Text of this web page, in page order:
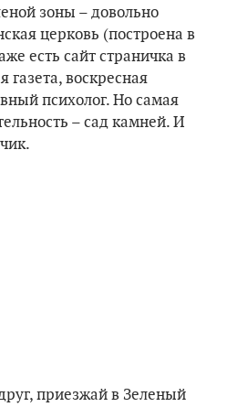
зоны – довольно
церковь (построена в
есть сайт страничка в
газета, воскресная
психолог. Но самая
– сад камней. И
приезжай в Зеленый